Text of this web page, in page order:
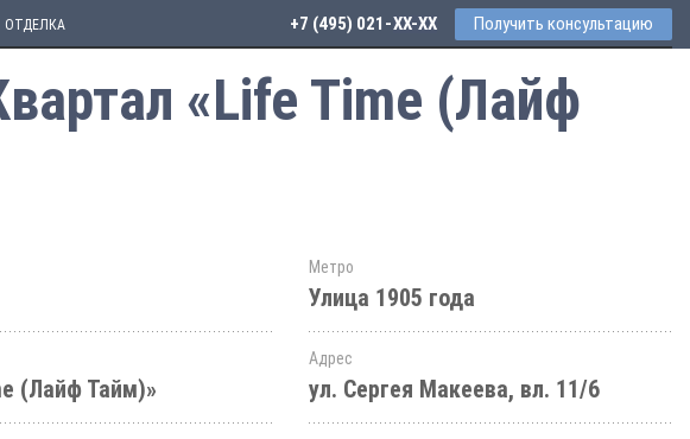
ОТДЕЛКА +7 (495) 021-41-76 Получить консультацию
«Life Time (Лайф
Метро
Улица 1905 года
(Лайф Тайм)»
Адрес
ул. Сергея Макеева, вл. 11/6